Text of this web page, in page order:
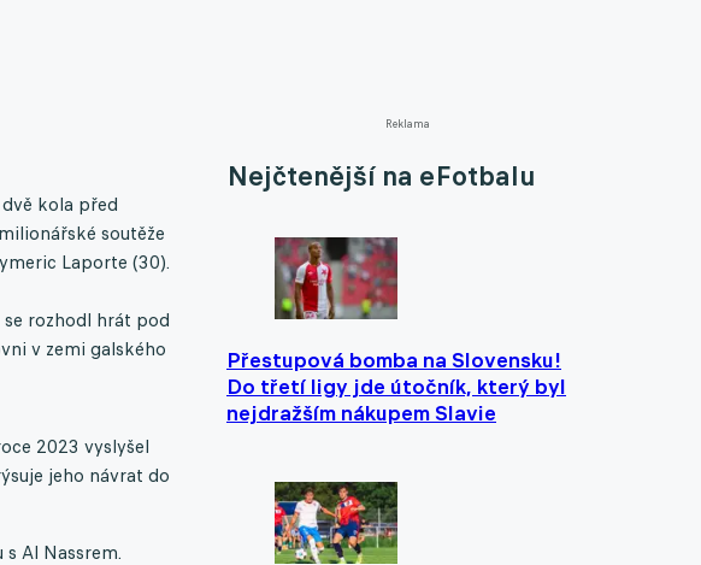
Reklama
Nejčtenější na eFotbalu
Přestupová bomba na Slovensku!
Do třetí ligy jde útočník, který byl
nejdražším nákupem Slavie
kola před
soutěže
Laporte (30).
rozhodl hrát pod
v zemi galského
2023 vyslyšel
jeho návrat do
Al Nassrem.